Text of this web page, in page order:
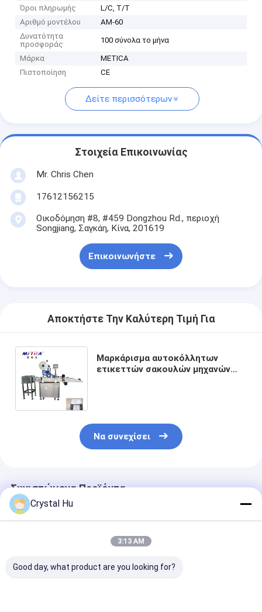
Όροι πληρωμής
L/C, T/T
Αριθμό μοντέλου
ΑΜ-60
Δυνατότητα
προσφοράς
100 σύνολα το μήνα
Μάρκα
METICA
Πιστοποίηση
CE
Δείτε περισσότερων
Στοιχεία Επικοινωνίας
Mr. Chris Chen
17612156215
Οικοδόμηση #8, #459 Dongzhou Rd., περιοχή
Songjiang, Σαγκάη, Κίνα, 201619
Επικοινωνήστε
Αποκτήστε Την Καλύτερη Τιμή Για
Μαρκάρισμα αυτοκόλλητων
ετικεττών σακουλών μηχανών
Να συνεχίσει
Συνιστώμενα Προϊόντα
Crystal Hu
3:13 AM
Good day, what product are you looking for?